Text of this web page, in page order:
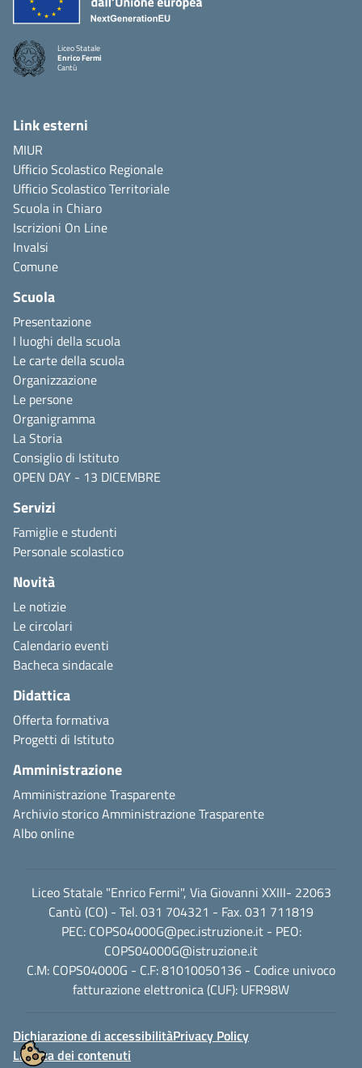
Liceo Statale
Enrico Fermi
Cantù
Link esterni
MIUR
Ufficio Scolastico Regionale
Ufficio Scolastico Territoriale
Scuola in Chiaro
Iscrizioni On Line
Invalsi
Comune
Scuola
Presentazione
I luoghi della scuola
Le carte della scuola
Organizzazione
Le persone
Organigramma
La Storia
Consiglio di Istituto
OPEN DAY - 13 DICEMBRE
Servizi
Famiglie e studenti
Personale scolastico
Novità
Le notizie
Le circolari
Calendario eventi
Bacheca sindacale
Didattica
Offerta formativa
Progetti di Istituto
Amministrazione
Amministrazione Trasparente
Archivio storico Amministrazione Trasparente
Albo online
Liceo Statale "Enrico Fermi", Via Giovanni XXIII- 22063
Cantù (CO) - Tel. 031 704321 - Fax. 031 711819
PEC: COPS04000G@pec.istruzione.it- PEO:
COPS04000G@istruzione.it
C.M: COPS04000G - C.F: 81010050136 - Codice univoco
fatturazione elettronica (CUF): UFR98W
Dichiarazione di accessibilitàPrivacy Policy
Licenza dei contenuti